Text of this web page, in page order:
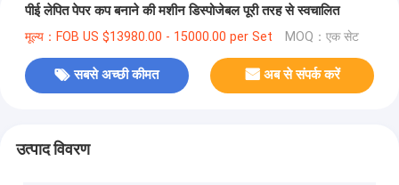
पीई लेपित पेपर कप बनाने की मशीन डिस्पोजेबल पूरी तरह से स्वचालित
मूल्य：FOB US $13980.00 - 15000.00 per Set MOQ：एक सेट
सबसे अच्छी कीमत अब से संपर्क करें
उत्पाद विवरण